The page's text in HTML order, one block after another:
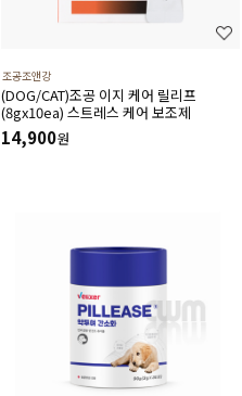
조공조앤강
(DOG/CAT)조공 이지 케어 릴리프
(8gx10ea) 스트레스 케어 보조제
14,900원